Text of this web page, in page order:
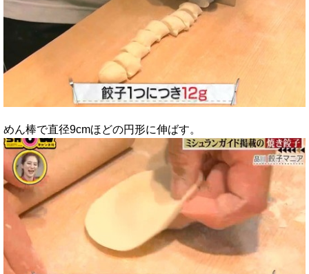
めん棒で直径9cmほどの円形に伸ばす。